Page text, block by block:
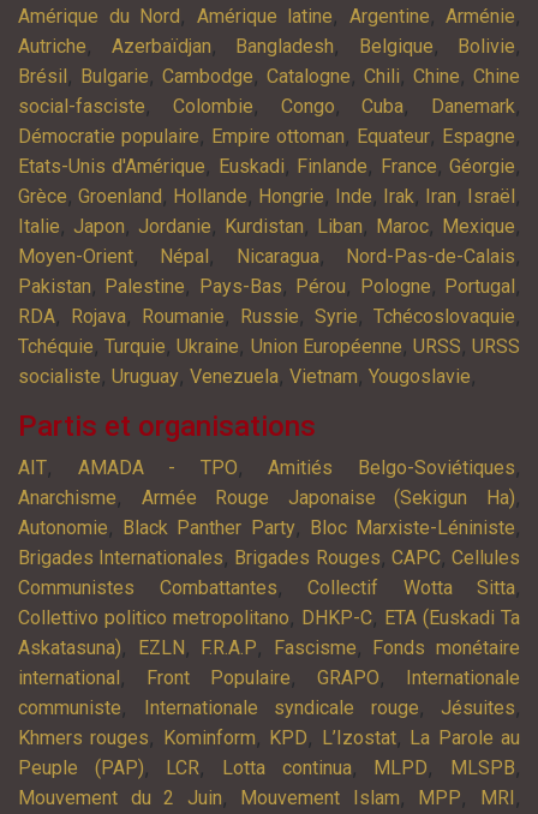
Amérique du Nord , Amérique latine, Argentine, Arménie,
Autriche, Azerbaïdjan, Bangladesh, Belgique, Bolivie,
Brésil , Bulgarie, Cambodge, Catalogne, Chili, Chine, Chine
social-fasciste, Colombie, Congo,Cuba, Danemark,
Démocratie populaire, Empire ottoman, Equateur, Espagne,
Etats-Unis d'Amérique, Euskadi, Finlande, France,Géorgie,
Grèce, Groenland , Hollande, Hongrie, Inde, Irak, Iran, Israël ,
Italie, Japon, Jordanie, Kurdistan, Liban, Maroc, Mexique,
Moyen-Orient, Népal , Nicaragua, Nord-Pas-de-Calais,
Pakistan, Palestine, Pays-Bas, Pérou, Pologne, Portugal ,
RDA, Rojava, Roumanie, Russie, Syrie, Tchécoslovaquie,
Tchéquie,Turquie,Ukraine, Union Européenne, URSS,URSS
socialiste, Uruguay, Venezuela, Vietnam, Yougoslavie,
Partis et organisations
AIT, AMADA - TPO,Amitiés Belgo-Soviétiques,
Anarchisme, Armée Rouge Japonaise (Sekigun Ha),
Autonomie, Black Panther Party, Bloc Marxiste-Léniniste,
Brigades Internationales, Brigades Rouges, CAPC,Cellules
Communistes Combattantes, Collectif Wotta Sitta,
Collettivo politico metropolitano, DHKP-C, ETA (Euskadi Ta
Askatasuna), EZLN , F.R.A.P, Fascisme,
Fonds monétaire
international , Front Populaire, GRAPO,
Internationale
communiste, Internationale syndicale rouge, Jésuites,
Khmers rouges, Kominform, KPD, L’Izostat, La Parole au
Peuple (PAP), LCR, Lotta continua, MLPD, MLSPB,
Mouvement du 2 Juin, Mouvement Islam, MPP, MRI ,